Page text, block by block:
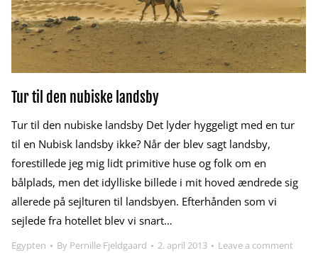
Tur til den nubiske landsby
Tur til den nubiske landsby Det lyder hyggeligt med en tur
til en Nubisk landsby ikke? Når der blev sagt landsby,
forestillede jeg mig lidt primitive huse og folk om en
bålplads, men det idylliske billede i mit hoved ændrede sig
allerede på sejlturen til landsbyen. Efterhånden som vi
sejlede fra hotellet blev vi snart…
Egypten By Pernille Fjeldgaard 2. april 2013 Leave a comment